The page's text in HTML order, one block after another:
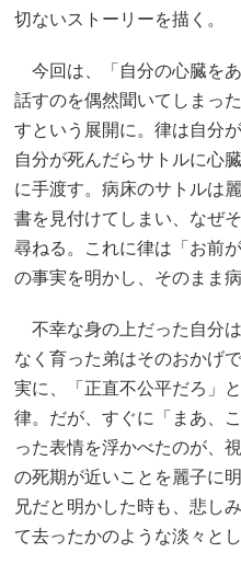
切ないストーリーを描く。
今回は、「自分の心臓を
話すのを偶然聞いてしまっ
すという展開に。律は自分
自分が死んだらサトルに心
に手渡す。病床のサトルは
書を見付けてしまい、なぜ
尋ねる。これに律は「お前
の事実を明かし、そのまま
不幸な身の上だった自分
なく育った弟はそのおかげ
実に、「正直不公平だろ」
律。だが、すぐに「まあ、
った表情を浮かべたのが、
の死期が近いことを麗子に
兄だと明かした時も、悲し
て去ったかのような淡々と